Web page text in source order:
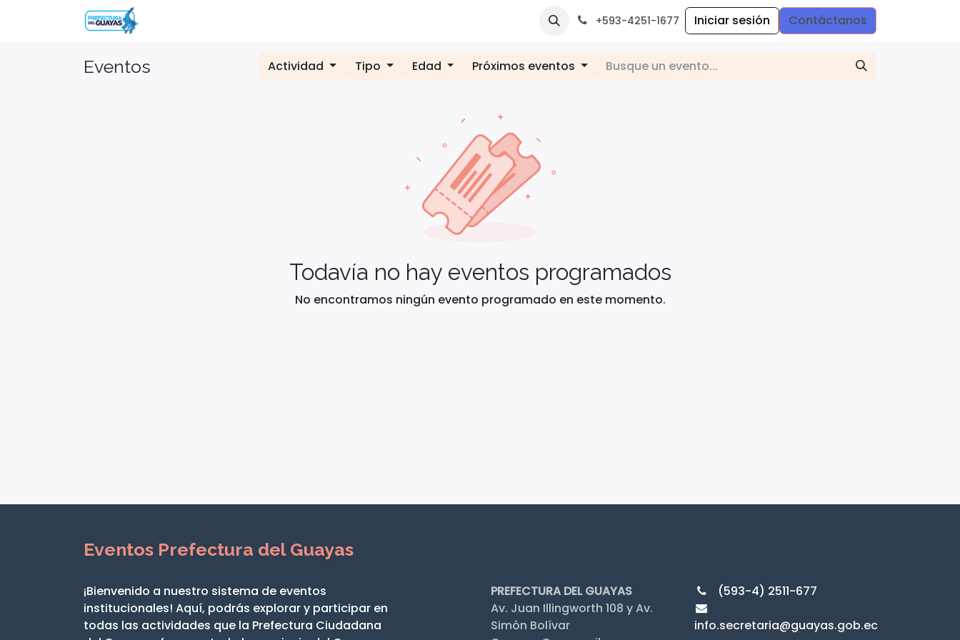
+593-4​251-1677 Iniciar sesión Contáctanos
Eventos Actividad Tipo Edad Próximos eventos
Todavía no hay eventos programados
No encontramos ningún evento programado en este momento.
Eventos Prefectura del Guayas
¡Bienvenido a nuestro sistema de eventos
institucionales! Aquí, podrás explorar y participar en
todas las actividades que la Prefectura Ciudadana
PREFECTURA DEL GUAYAS
Av. Juan Illingworth 108 y Av.
Simón Bolívar
(593-4) 2511-677
info.secretaria@guayas.gob.ec